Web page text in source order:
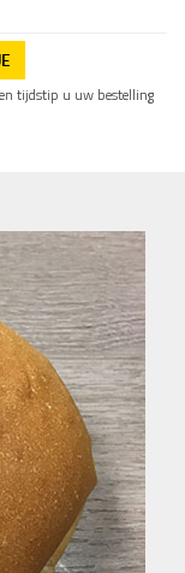
tijdstip u uw bestelling